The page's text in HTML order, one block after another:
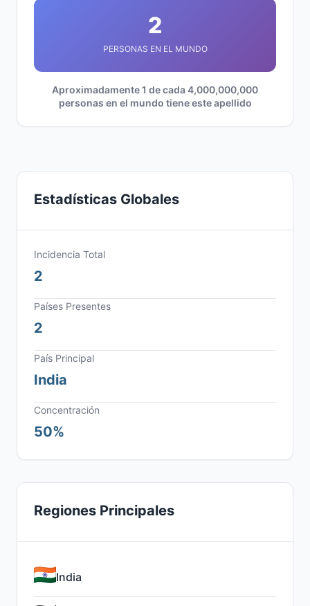
2
PERSONAS EN EL MUNDO
Aproximadamente 1 de cada 4,000,000,000
personas en el mundo tiene este apellido
Estadísticas Globales
Incidencia Total
2
Países Presentes
2
País Principal
India
Concentración
50%
Regiones Principales
India